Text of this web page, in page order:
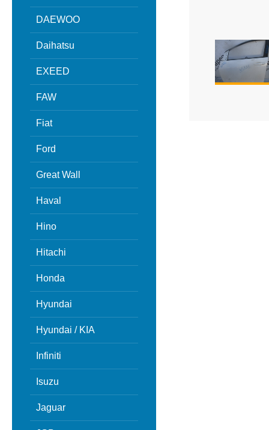
DAEWOO
Daihatsu
EXEED
FAW
Fiat
Ford
Great Wall
Haval
Hino
Hitachi
Honda
Hyundai
Hyundai / KIA
Infiniti
Isuzu
Jaguar